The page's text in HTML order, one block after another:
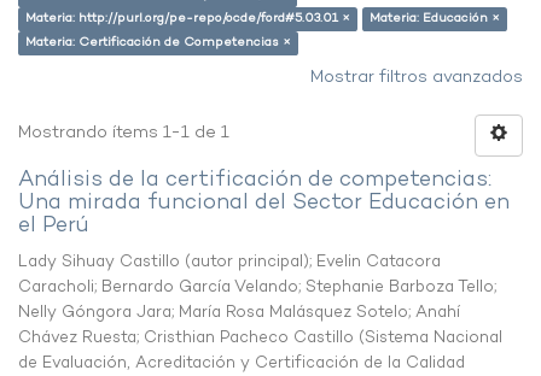
Materia: http://purl.org/pe-repo/ocde/ford#5.03.01 ×
Materia: Educación ×
Materia: Certificación de Competencias ×
Mostrar filtros avanzados
Mostrando ítems 1-1 de 1
Análisis de la certificación de competencias:
Una mirada funcional del Sector Educación en
el Perú
Lady Sihuay Castillo (autor principal); Evelin Catacora
Caracholi; Bernardo García Velando; Stephanie Barboza Tello;
Nelly Góngora Jara; María Rosa Malásquez Sotelo; Anahí
Chávez Ruesta; Cristhian Pacheco Castillo (Sistema Nacional
de Evaluación, Acreditación y Certificación de la Calidad